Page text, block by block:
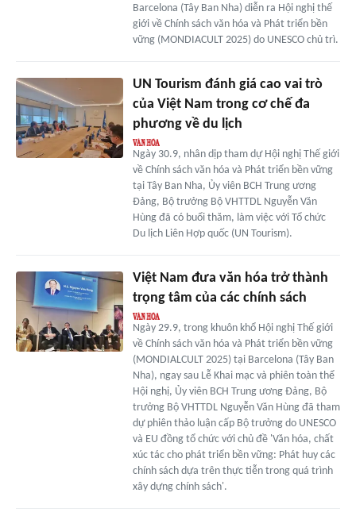
Barcelona (Tây Ban Nha) diễn ra Hội nghị thế
giới về Chính sách văn hóa và Phát triển bền
vững (MONDIACULT 2025) do UNESCO chủ trì.
UN Tourism đánh giá cao vai trò
của Việt Nam trong cơ chế đa
phương về du lịch
Ngày 30.9, nhân dịp tham dự Hội nghị Thế giới
về Chính sách văn hóa và Phát triển bền vững
tại Tây Ban Nha, Ủy viên BCH Trung ương
Đảng, Bộ trưởng Bộ VHTTDL Nguyễn Văn
Hùng đã có buổi thăm, làm việc với Tổ chức
Du lịch Liên Hợp quốc (UN Tourism).
Việt Nam đưa văn hóa trở thành
trọng tâm của các chính sách
Ngày 29.9, trong khuôn khổ Hội nghị Thế giới
về Chính sách văn hóa và Phát triển bền vững
(MONDIALCULT 2025) tại Barcelona (Tây Ban
Nha), ngay sau Lễ Khai mạc và phiên toàn thể
Hội nghị, Ủy viên BCH Trung ương Đảng, Bộ
trưởng Bộ VHTTDL Nguyễn Văn Hùng đã tham
dự phiên thảo luận cấp Bộ trưởng do UNESCO
và EU đồng tổ chức với chủ đề 'Văn hóa, chất
xúc tác cho phát triển bền vững: Phát huy các
chính sách dựa trên thực tiễn trong quá trình
xây dựng chính sách'.